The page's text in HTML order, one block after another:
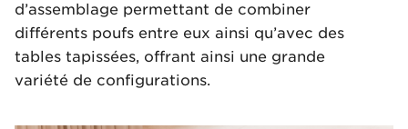
d’assemblage permettant de combiner
différents poufs entre eux ainsi qu’avec des
tables tapissées, offrant ainsi une grande
variété de configurations.